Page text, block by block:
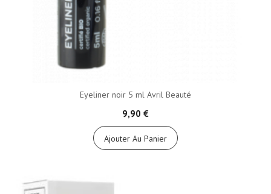
Eyeliner noir 5 ml Avril Beauté
9,90 €
Ajouter Au Panier